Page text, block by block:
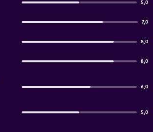
5,0
7,0
8,0
8,0
6,0
5,0